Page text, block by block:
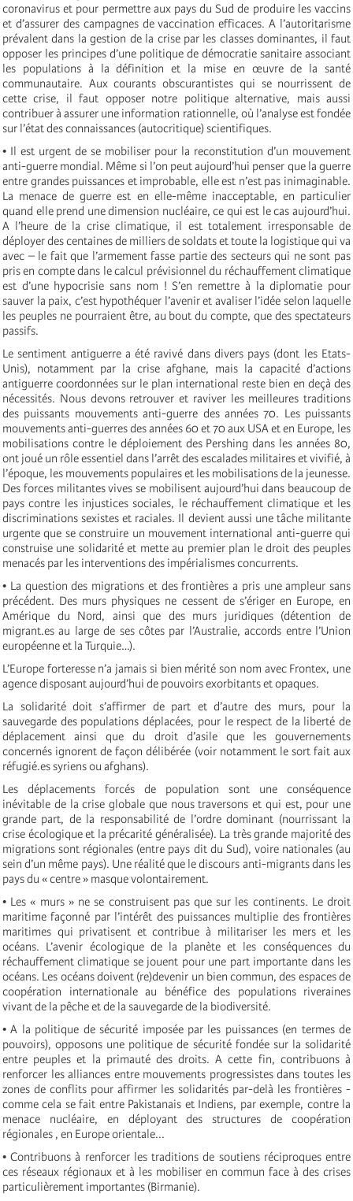
coronavirus et pour permettre aux pays du Sud de produire les vaccins
et d’assurer des campagnes de vaccination efficaces. A l’autoritarisme
prévalent dans la gestion de la crise par les classes dominantes, il faut
opposer les principes d’une politique de démocratie sanitaire associant
les populations à la définition et la mise en œuvre de la santé
communautaire. Aux courants obscurantistes qui se nourrissent de
cette crise, il faut opposer notre politique alternative, mais aussi
contribuer à assurer une information rationnelle, où l’analyse est fondée
sur l’état des connaissances (autocritique) scientifiques.
• Il est urgent de se mobiliser pour la reconstitution d’un mouvement
anti-guerre mondial. Même si l’on peut aujourd’hui penser que la guerre
entre grandes puissances et improbable, elle est n’est pas inimaginable.
La menace de guerre est en elle-même inacceptable, en particulier
quand elle prend une dimension nucléaire, ce qui est le cas aujourd’hui.
A l’heure de la crise climatique, il est totalement irresponsable de
déployer des centaines de milliers de soldats et toute la logistique qui va
avec – le fait que l’armement fasse partie des secteurs qui ne sont pas
pris en compte dans le calcul prévisionnel du réchauffement climatique
est d’une hypocrisie sans nom ! S’en remettre à la diplomatie pour
sauver la paix, c’est hypothéquer l’avenir et avaliser l’idée selon laquelle
les peuples ne pourraient être, au bout du compte, que des spectateurs
passifs.
Le sentiment antiguerre a été ravivé dans divers pays (dont les Etats-
Unis), notamment par la crise afghane, mais la capacité d’actions
antiguerre coordonnées sur le plan international reste bien en deçà des
nécessités. Nous devons retrouver et raviver les meilleures traditions
des puissants mouvements anti-guerre des années 70. Les puissants
mouvements anti-guerres des années 60 et 70 aux USA et en Europe, les
mobilisations contre le déploiement des Pershing dans les années 80,
ont joué un rôle essentiel dans l’arrêt des escalades militaires et vivifié, à
l’époque, les mouvements populaires et les mobilisations de la jeunesse.
Des forces militantes vives se mobilisent aujourd’hui dans beaucoup de
pays contre les injustices sociales, le réchauffement climatique et les
discriminations sexistes et raciales. Il devient aussi une tâche militante
urgente que se construire un mouvement international anti-guerre qui
construise une solidarité et mette au premier plan le droit des peuples
menacés par les interventions des impérialismes concurrents.
• La question des migrations et des frontières a pris une ampleur sans
précédent. Des murs physiques ne cessent de s’ériger en Europe, en
Amérique du Nord, ainsi que des murs juridiques (détention de
migrant.es au large de ses côtes par l’Australie, accords entre l’Union
européenne et la Turquie…).
L’Europe forteresse n’a jamais si bien mérité son nom avec Frontex, une
agence disposant aujourd’hui de pouvoirs exorbitants et opaques.
La solidarité doit s’affirmer de part et d’autre des murs, pour la
sauvegarde des populations déplacées, pour le respect de la liberté de
déplacement ainsi que du droit d’asile que les gouvernements
concernés ignorent de façon délibérée (voir notamment le sort fait aux
réfugié.es syriens ou afghans).
Les déplacements forcés de population sont une conséquence
inévitable de la crise globale que nous traversons et qui est, pour une
grande part, de la responsabilité de l’ordre dominant (nourrissant la
crise écologique et la précarité généralisée). La très grande majorité des
migrations sont régionales (entre pays dit du Sud), voire nationales (au
sein d’un même pays). Une réalité que le discours anti-migrants dans les
pays du « centre » masque volontairement.
• Les « murs » ne se construisent pas que sur les continents. Le droit
maritime façonné par l’intérêt des puissances multiplie des frontières
maritimes qui privatisent et contribue à militariser les mers et les
océans. L’avenir écologique de la planète et les conséquences du
réchauffement climatique se jouent pour une part importante dans les
océans. Les océans doivent (re)devenir un bien commun, des espaces de
coopération internationale au bénéfice des populations riveraines
vivant de la pêche et de la sauvegarde de la biodiversité.
• A la politique de sécurité imposée par les puissances (en termes de
pouvoirs), opposons une politique de sécurité fondée sur la solidarité
entre peuples et la primauté des droits. A cette fin, contribuons à
renforcer les alliances entre mouvements progressistes dans toutes les
zones de conflits pour affirmer les solidarités par-delà les frontières -
comme cela se fait entre Pakistanais et Indiens, par exemple, contre la
menace nucléaire, en déployant des structures de coopération
régionales , en Europe orientale...
• Contribuons à renforcer les traditions de soutiens réciproques entre
ces réseaux régionaux et à les mobiliser en commun face à des crises
particulièrement importantes (Birmanie).